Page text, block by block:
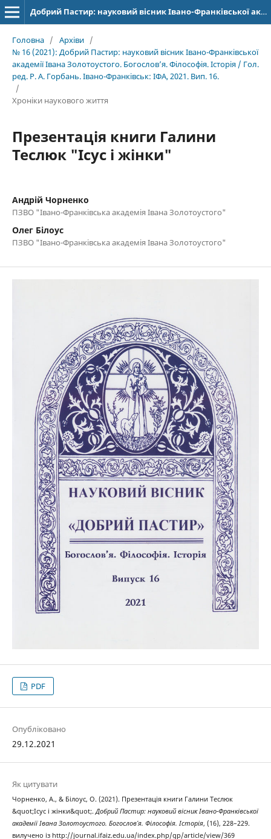
Добрий Пастир: науковий вісник Івано-Франківської академії Івана Золотоустого. Богослов’я. Філософія. Історія
Головна / Архіви /
№ 16 (2021): Добрий Пастир: науковий вісник Івано-Франківської
академії Івана Золотоустого. Богослов’я. Філософія. Історія / Гол.
ред. Р. А. Горбань. Івано-Франківськ: ІФА, 2021. Вип. 16.
/
Хроніки наукового життя
Презентація книги Галини
Теслюк "Ісус і жінки"
Андрій Чорненко
ПЗВО "Івано-Франківська академія Івана Золотоустого"
Олег Білоус
ПЗВО "Івано-Франківська академія Івана Золотоустого"
PDF
Опубліковано
29.12.2021
Як цитувати
Чорненко, А., & Білоус, О. (2021). Презентація книги Галини Теслюк
&quot;Ісус і жінки&quot;.Добрий Пастир: науковий вісник Івано-Франківської
академії Івана Золотоустого. Богослов’я. Філософія. Історія, (16), 228–229.
вилучено із http://journal.ifaiz.edu.ua/index.php/gp/article/view/369